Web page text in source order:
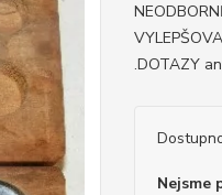
.DOTAZY
Nejsme